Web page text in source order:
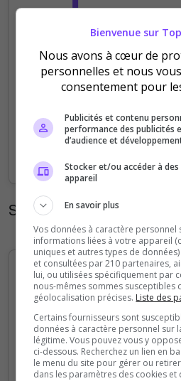
0
31/07 01/08 02/08 03/08
Statistiques mensuelles
40
60
100
Bienvenue sur
Nous avons à cœur de
personnelles et nous
consentement pour
Publicités et contenu
performance des publicités
d’audience et
Stocker et/ou accéder à
appareil
En savoir plus
Vos données à caractère personnel
informations liées à votre appareil
uniques et autres types de
et consultées par 210 partenaires,
lui, ou utilisées spécifiquement par
nous-mêmes sommes susceptibles
géolocalisation précises. Liste des
Certains fournisseurs sont
données à caractère personnel sur
légitime. Vous pouvez vous y
ci-dessous. Recherchez un lien en
le menu du site pour gérer ou
dans les paramètres des cookies et